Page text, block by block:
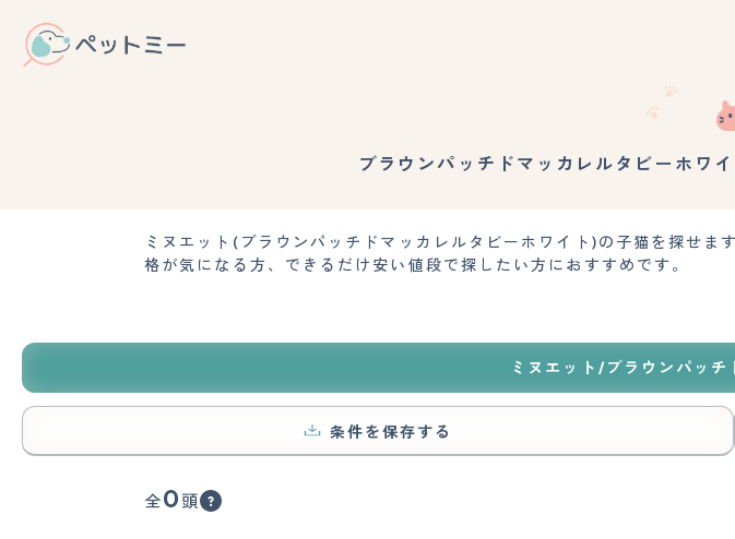
ブラウンパッチドマッカレルタビーホワ
ミヌエット(ブラウンパッチドマッカレルタビーホワイト)の子猫を探せ
格が気になる方、できるだけ安い値段で探したい方におすすめです。
ミヌエット/ブラウンパッ
条件を保存する
全0 頭